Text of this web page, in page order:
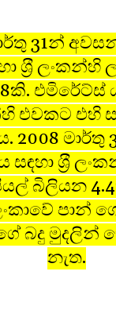
31න්
ශ‍්‍රී ලංකන්හි
එවකට එහි
2008 මාර්තු
සඳහා ශ‍්‍රී
බිලියන
පාන්
බදු මුදලින්
නැත.